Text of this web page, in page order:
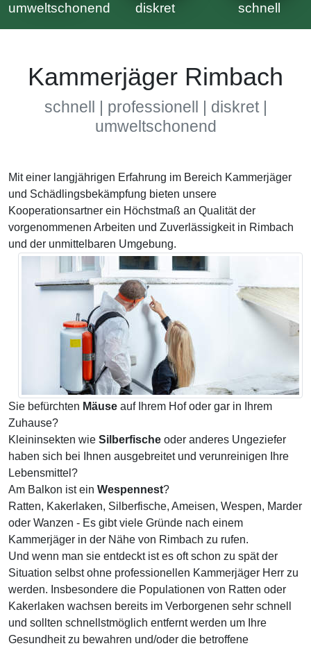
umweltschonend diskret schnell
Kammerjäger Rimbach
schnell | professionell | diskret |
umweltschonend
Mit einer langjährigen Erfahrung im Bereich Kammerjäger
und Schädlingsbekämpfung bieten unsere
Kooperationsartner ein Höchstmaß an Qualität der
vorgenommenen Arbeiten und Zuverlässigkeit in Rimbach
und der unmittelbaren Umgebung.
Sie befürchten Mäuse auf Ihrem Hof oder gar in Ihrem
Zuhause?
Kleininsekten wie Silberfische oder anderes Ungeziefer
haben sich bei Ihnen ausgebreitet und verunreinigen Ihre
Lebensmittel?
Am Balkon ist ein Wespennest?
Ratten, Kakerlaken, Silberfische, Ameisen, Wespen, Marder
oder Wanzen - Es gibt viele Gründe nach einem
Kammerjäger in der Nähe von Rimbach zu rufen.
Und wenn man sie entdeckt ist es oft schon zu spät der
Situation selbst ohne professionellen Kammerjäger Herr zu
werden. Insbesondere die Populationen von Ratten oder
Kakerlaken wachsen bereits im Verborgenen sehr schnell
und sollten schnellstmöglich entfernt werden um Ihre
Gesundheit zu bewahren und/oder die betroffene